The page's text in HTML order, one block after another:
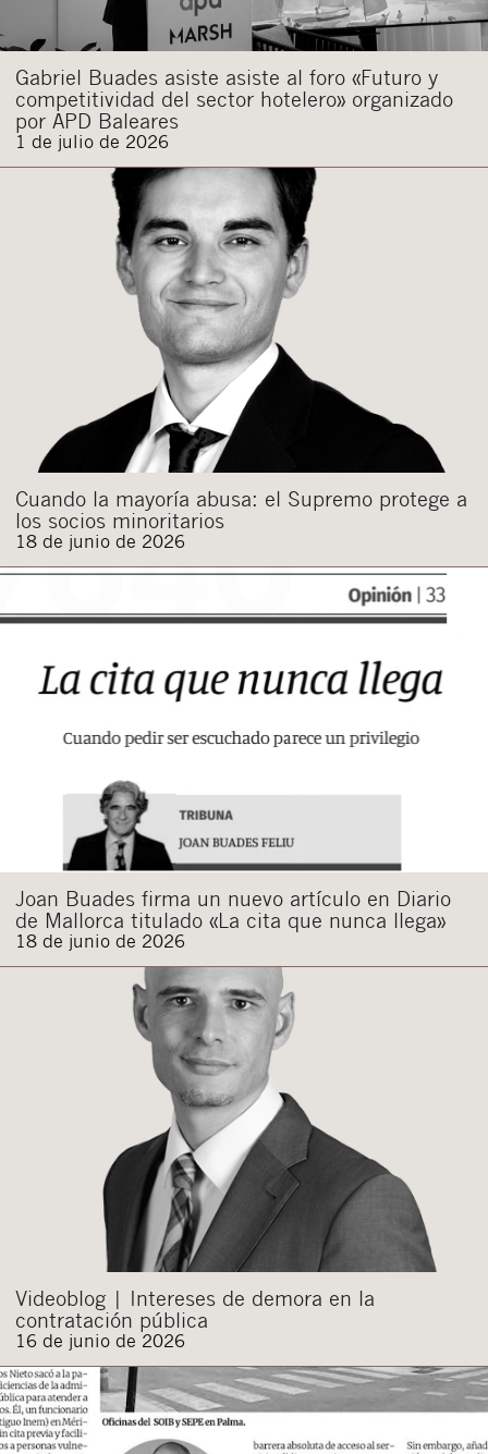
Gabriel Buades asiste asiste al foro «Futuro y
competitividad del sector hotelero» organizado
por APD Baleares
1 de julio de 2026
Cuando la mayoría abusa: el Supremo protege a
los socios minoritarios
18 de junio de 2026
Joan Buades firma un nuevo artículo en Diario
de Mallorca titulado «La cita que nunca llega»
18 de junio de 2026
Videoblog | Intereses de demora en la
contratación pública
16 de junio de 2026